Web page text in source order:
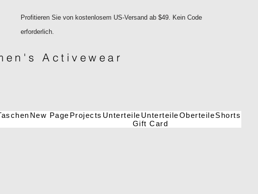
Profitieren Sie von kostenlosem US-Versand ab $49. Kein Code
erforderlich.
Activewear
New Page Projects Unterteile UnterteileOberteileShorts
Gift Card